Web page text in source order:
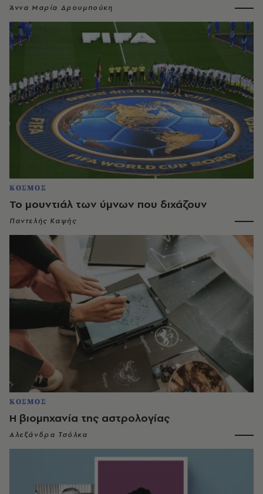
Άννα Μαρία Δρουμπούκη
ΚΟΣΜΟΣ
Το μουντιάλ των ύμνων που διχάζουν
Παντελής Καψής
ΚΟΣΜΟΣ
Η βιομηχανία της αστρολογίας
Αλεξάνδρα Τσόλκα